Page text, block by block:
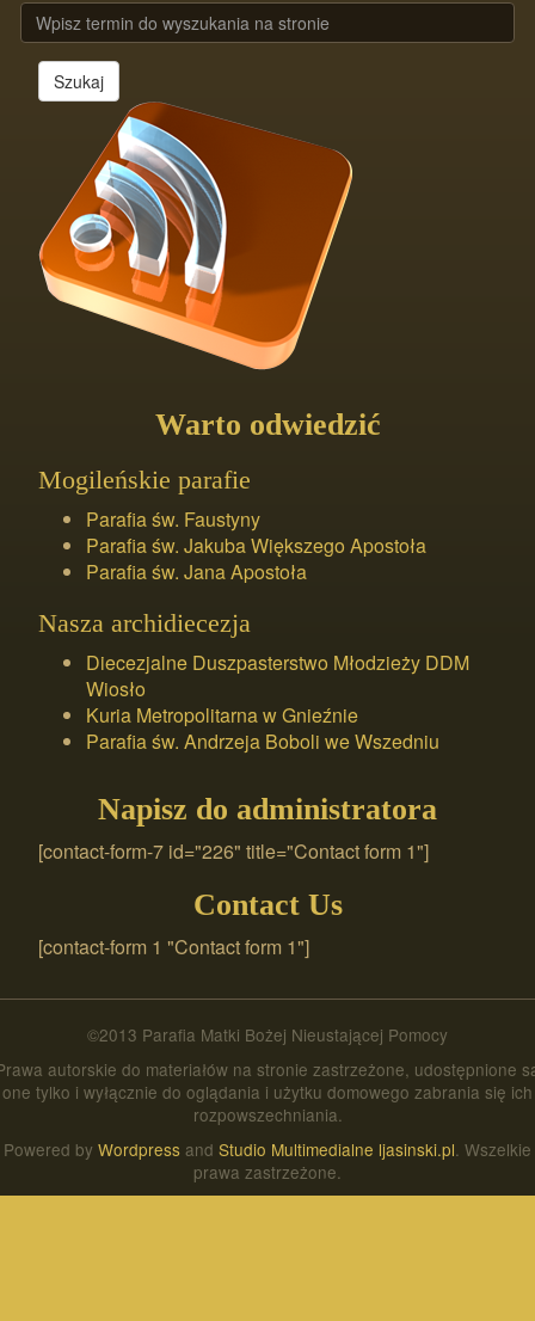
Szukaj
Warto odwiedzić
Mogileńskie parafie
Parafia św. Faustyny
Parafia św. Jakuba Większego Apostoła
Parafia św. Jana Apostoła
Nasza archidiecezja
Diecezjalne Duszpasterstwo Młodzieży DDM
Wiosło
Kuria Metropolitarna w Gnieźnie
Parafia św. Andrzeja Boboli we Wszedniu
Napisz do administratora
[contact-form-7 id="226" title="Contact form 1"]
Contact Us
[contact-form 1 "Contact form 1"]
©2013 Parafia Matki Bożej Nieustającej Pomocy
autorskie do materiałów na stronie zastrzeżone, udostępnione
one tylko i wyłącznie do oglądania i użytku domowego zabrania się ich
rozpowszechniania.
Powered by Wordpress and Studio Multimedialne ljasinski.pl. Wszelkie
prawa zastrzeżone.